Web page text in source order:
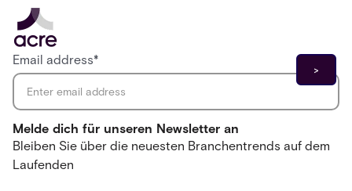
Melde dich für unseren Newsletter an
Bleiben Sie über die neuesten Branchentrends auf dem
Laufenden
Email address*